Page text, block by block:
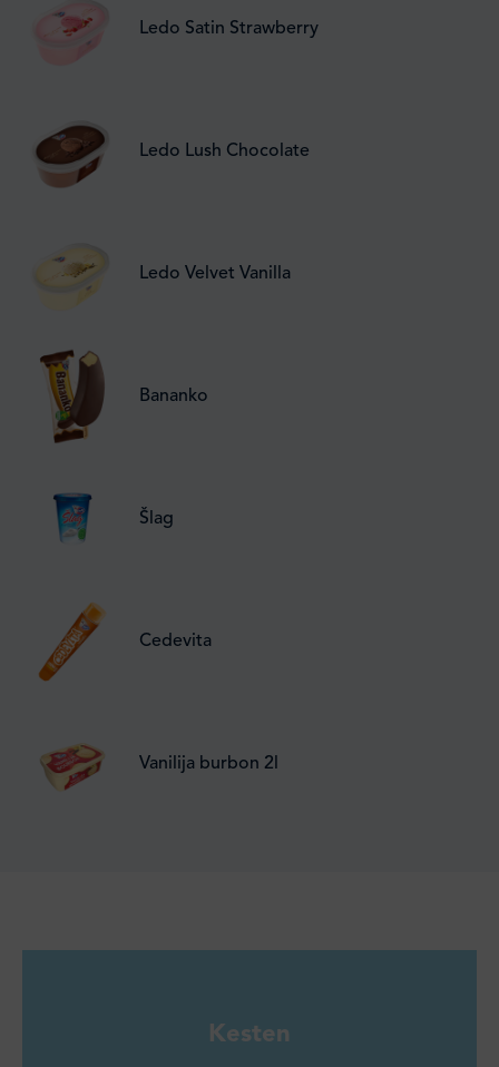
Ledo Satin Strawberry
Ledo Lush Chocolate
Ledo Velvet Vanilla
Bananko
Šlag
Cedevita
Vanilija burbon 2l
Kesten